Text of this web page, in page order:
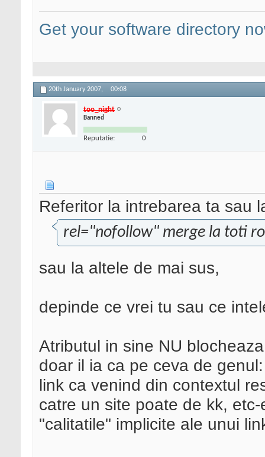
Get your software directory
20th January 2007, 00:08
too_night
Banned
Reputatie: 0
Referitor la intrebarea ta sau
rel="nofollow" merge la toti
sau la altele de mai sus,
depinde ce vrei tu sau ce
Atributul in sine NU
doar il ia ca pe ceva de
link ca venind din contextul
catre un site poate de kk,
"calitatile" implicite ale unui